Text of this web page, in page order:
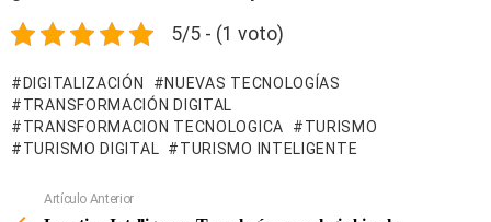
5/5 - (1 voto)
DIGITALIZACIÓN
NUEVAS TECNOLOGÍAS
TRANSFORMACIÓN DIGITAL
TRANSFORMACION TECNOLOGICA
TURISMO
TURISMO DIGITAL
TURISMO INTELIGENTE
Artículo Anterior